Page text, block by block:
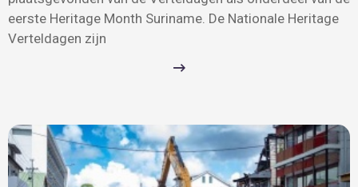
eerste Heritage Month Suriname. De Nationale Heritage
Verteldagen zijn